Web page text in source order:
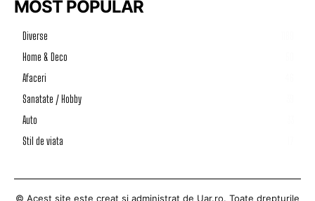
MOST POPULAR
Diverse
Home & Deco
Afaceri
Sanatate / Hobby
Auto
Stil de viata
© Acest site este creat si administrat de Uar.ro. Toate drepturile